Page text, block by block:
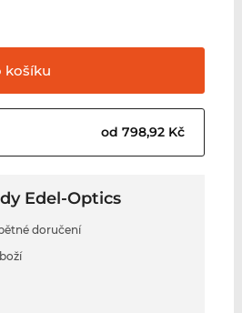
košíku
od 798,92 Kč
Edel-Optics
doručení